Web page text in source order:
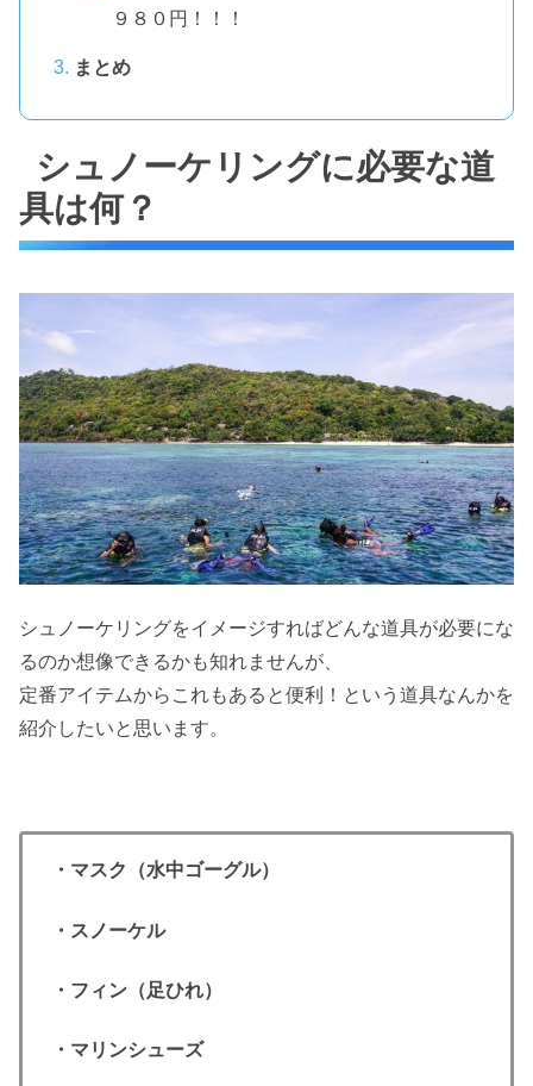
９８０円！！！
まとめ
シュノーケリングに必要な道
具は何？
シュノーケリングをイメージすればどんな道具が必要にな
るのか想像できるかも知れませんが、
定番アイテムからこれもあると便利！という道具なんかを
紹介したいと思います。
・マスク（水中ゴーグル）
・スノーケル
・フィン（足ひれ）
・マリンシューズ